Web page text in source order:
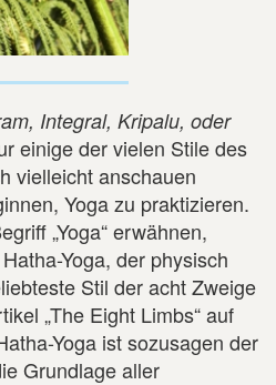
Integral, Kripalu, oder
einige der vielen Stile des
vielleicht anschauen
Yoga zu praktizieren.
„Yoga“ erwähnen,
Yoga, der physisch
Stil der acht Zweige
„The Eight Limbs“ auf
Yoga ist sozusagen der
Grundlage aller